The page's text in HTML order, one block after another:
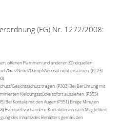
(EG) Nr. 1272/2008:
offenen Flammen und anderen Zündquellen
Gas/Nebel/Dampf/Aerosol nicht einatmen. (P273)
Gesichtsschutz tragen. (P303) Bei Berührung mit
Kleidungsstücke sofort ausziehen. (P353)
Bei Kontakt mit den Augen:(P351) Einige Minuten
Eventuell vorhandene Kontaktlinsen nach Möglichkeit
des Inhalts/des Behälters gemäß den